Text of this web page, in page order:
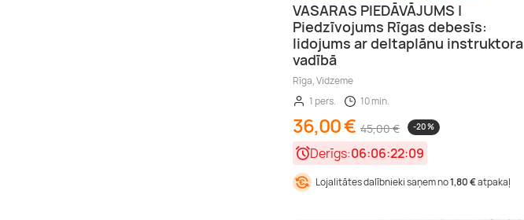
VASARAS PIEDĀVĀJUMS |
Piedzīvojums Rīgas debesīs:
lidojums ar deltaplānu instruktora
vadībā
Rīga, Vidzeme
1 pers.
10 min.
36,00 € 45,00 € -20 %
Derīgs:06:06:22:08
Lojalitātes dalībnieki saņem no1,80 €atpakaļ